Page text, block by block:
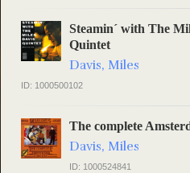
Steamin´ with The
Quintet
Davis, Miles
ID: 1000500102
The complete
Davis, Miles
ID: 1000524841